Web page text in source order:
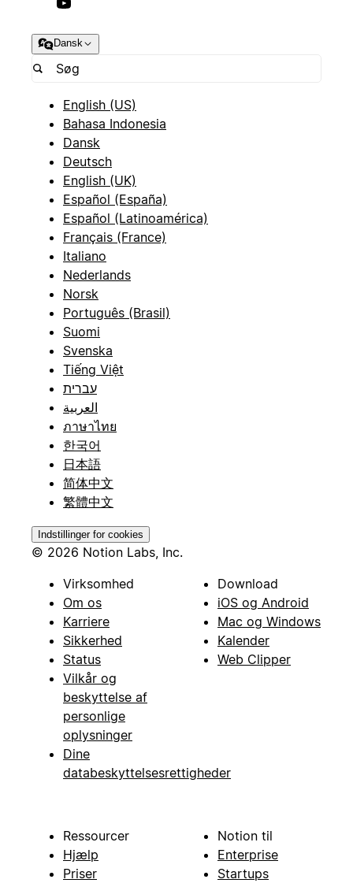
Dansk
English (US)
Bahasa Indonesia
Dansk
Deutsch
English (UK)
Español (España)
Español (Latinoamérica)
Français (France)
Italiano
Nederlands
Norsk
Português (Brasil)
Suomi
Svenska
Tiếng Việt
עברית
العربية
ภาษาไทย
한국어
日本語
简体中文
繁體中文
Indstillinger for cookies
© 2026 Notion Labs, Inc.
Virksomhed
Om os
Karriere
Sikkerhed
Status
Vilkår og
beskyttelse af
personlige
oplysninger
Dine
databeskyttelsesrettigheder
Download
iOS og Android
Mac og Windows
Kalender
Web Clipper
Ressourcer
Hjælp
Priser
Notion til
Enterprise
Startups